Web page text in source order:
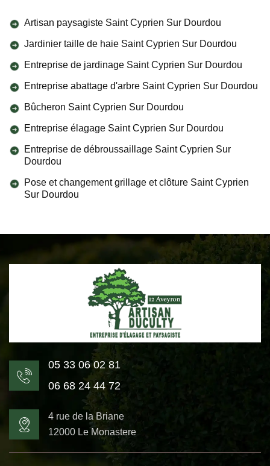
Artisan paysagiste Saint Cyprien Sur Dourdou
Jardinier taille de haie Saint Cyprien Sur Dourdou
Entreprise de jardinage Saint Cyprien Sur Dourdou
Entreprise abattage d'arbre Saint Cyprien Sur Dourdou
Bûcheron Saint Cyprien Sur Dourdou
Entreprise élagage Saint Cyprien Sur Dourdou
Entreprise de débroussaillage Saint Cyprien Sur
Dourdou
Pose et changement grillage et clôture Saint Cyprien
Sur Dourdou
05 33 06 02 81
06 68 24 44 72
4 rue de la Briane
12000 Le Monastere